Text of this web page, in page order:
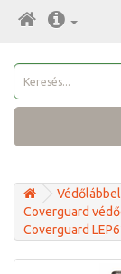
Coverguard
Coverguard